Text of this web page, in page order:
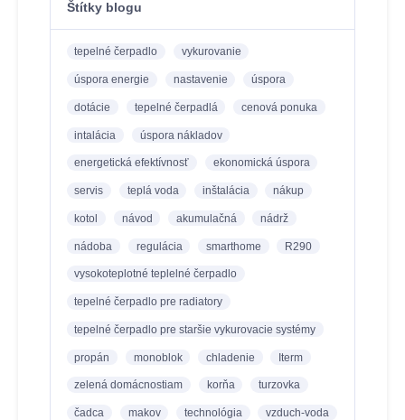
Štítky blogu
tepelné čerpadlo vykurovanie
úspora energie nastavenie úspora
dotácie tepelné čerpadlá cenová ponuka
intalácia úspora nákladov
energetická efektívnosť ekonomická úspora
servis teplá voda inštalácia nákup
kotol návod akumulačná nádrž
nádoba regulácia smarthome R290
vysokoteplotné teplelné čerpadlo
tepelné čerpadlo pre radiatory
tepelné čerpadlo pre staršie vykurovacie systémy
propán monoblok chladenie Iterm
zelená domácnostiam korňa turzovka
čadca makov technológia vzduch-voda